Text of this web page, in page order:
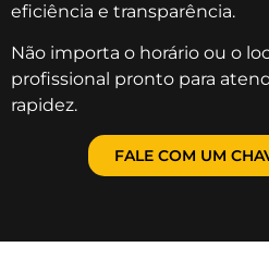
eficiência e transparência.
Não importa o horário ou o
profissional pronto para
rapidez.
FALE COM UM